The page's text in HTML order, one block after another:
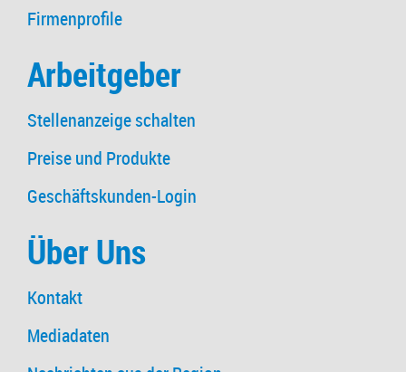
Firmenprofile
Arbeitgeber
Stellenanzeige schalten
Preise und Produkte
Geschäftskunden-Login
Über Uns
Kontakt
Mediadaten